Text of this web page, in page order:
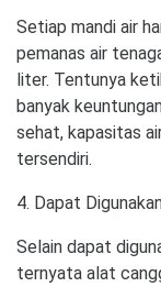
Setiap mandi air
pemanas air
liter. Tentunya
banyak
sehat, kapasitas
tersendiri.
4. Dapat
Selain dapat
ternyata alat